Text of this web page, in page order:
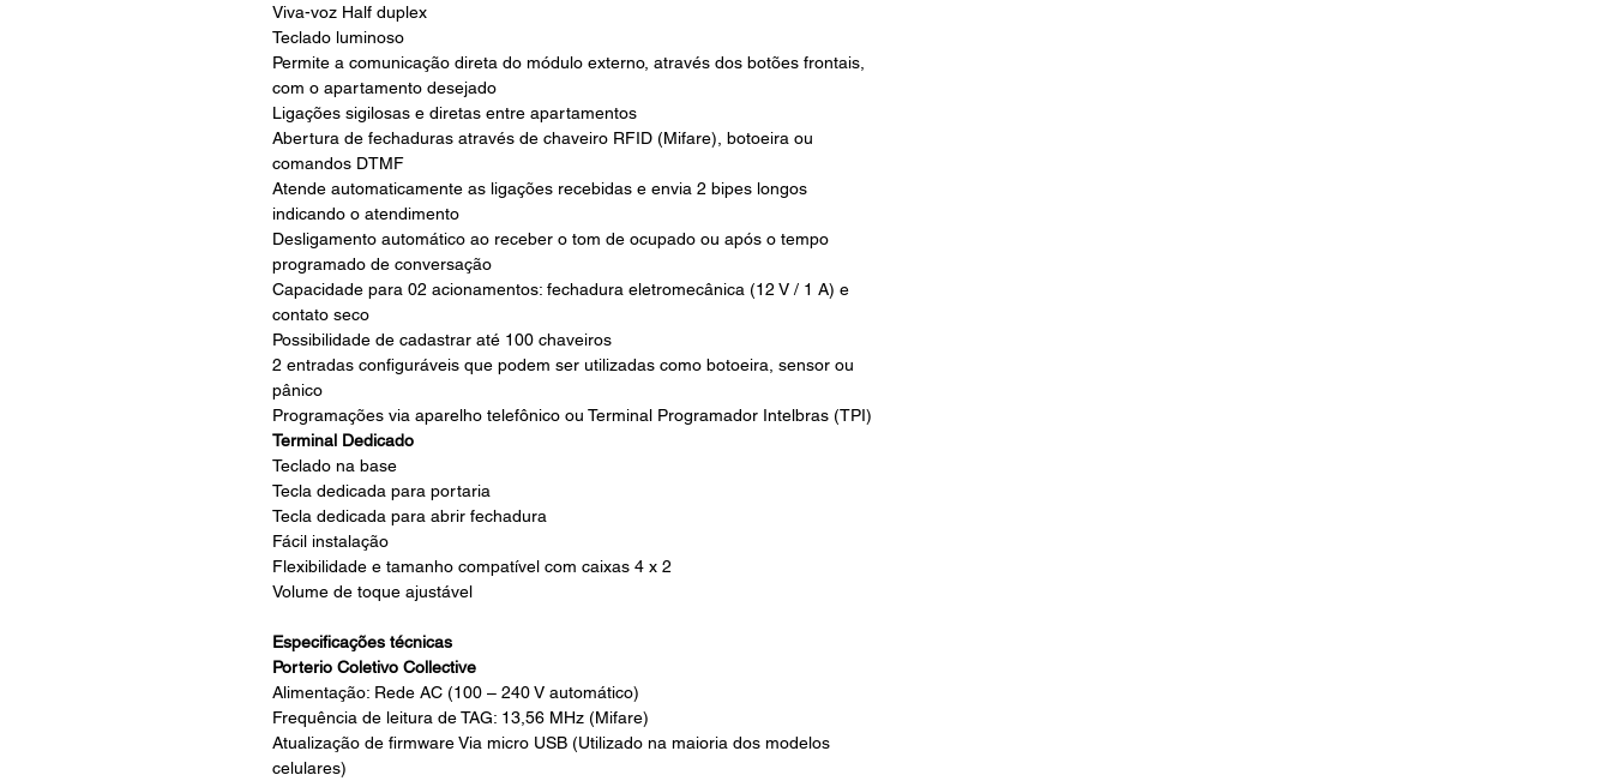
Viva-voz Half duplex
Teclado luminoso
Permite a comunicação direta do módulo externo, através dos botões frontais,
com o apartamento desejado
Ligações sigilosas e diretas entre apartamentos
Abertura de fechaduras através de chaveiro RFID (Mifare), botoeira ou
comandos DTMF
Atende automaticamente as ligações recebidas e envia 2 bipes longos
indicando o atendimento
Desligamento automático ao receber o tom de ocupado ou após o tempo
programado de conversação
Capacidade para 02 acionamentos: fechadura eletromecânica (12 V / 1 A) e
contato seco
Possibilidade de cadastrar até 100 chaveiros
2 entradas configuráveis que podem ser utilizadas como botoeira, sensor ou
pânico
Programações via aparelho telefônico ou Terminal Programador Intelbras (TPI)
Terminal Dedicado
Teclado na base
Tecla dedicada para portaria
Tecla dedicada para abrir fechadura
Fácil instalação
Flexibilidade e tamanho compatível com caixas 4 x 2
Volume de toque ajustável
Especificações técnicas
Porterio Coletivo Collective
Alimentação: Rede AC (100 – 240 V automático)
Frequência de leitura de TAG: 13,56 MHz (Mifare)
Atualização de firmware Via micro USB (Utilizado na maioria dos modelos
celulares)